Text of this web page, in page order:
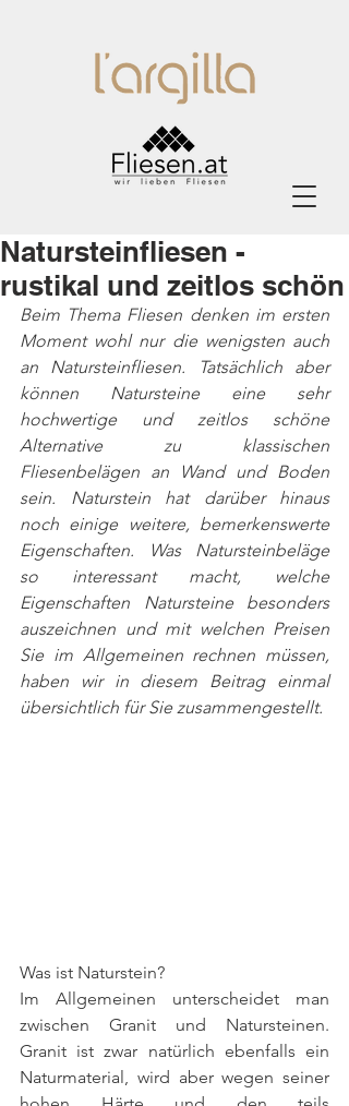
Natursteinfliesen -
rustikal und zeitlos schön
Beim Thema Fliesen denken im ersten
Moment wohl nur die wenigsten auch
an Natursteinfliesen. Tatsächlich aber
können Natursteine eine sehr
hochwertige und zeitlos schöne
Alternative zu klassischen
Fliesenbelägen an Wand und Boden
sein. Naturstein hat darüber hinaus
noch einige weitere, bemerkenswerte
Eigenschaften. Was Natursteinbeläge
so interessant macht, welche
Eigenschaften Natursteine besonders
auszeichnen und mit welchen Preisen
Sie im Allgemeinen rechnen müssen,
haben wir in diesem Beitrag einmal
übersichtlich für Sie zusammengestellt.
Was ist Naturstein?
Im Allgemeinen unterscheidet man
zwischen Granit und Natursteinen.
Granit ist zwar natürlich ebenfalls ein
Naturmaterial, wird aber wegen seiner